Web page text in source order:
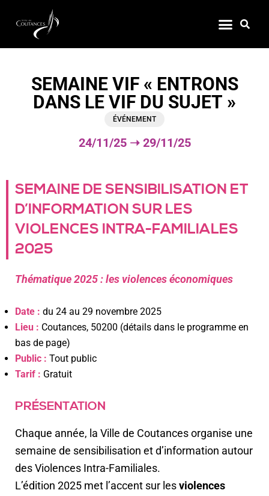
SEMAINE VIF « ENTRONS
DANS LE VIF DU SUJET »
ÉVÉNEMENT
24/11/25 ➝ 29/11/25
SEMAINE DE SENSIBILISATION ET
D’INFORMATION SUR LES
VIOLENCES INTRA-FAMILIALES
2025
Thématique 2025 : les violences économiques
Date : du 24 au 29 novembre 2025
Lieu : Coutances, 50200 (détails dans le programme en
bas de page)
Public : Tout public
Tarif : Gratuit
PRÉSENTATION
Chaque année, la Ville de Coutances organise une
semaine de sensibilisation et d’information autour
des Violences Intra-Familiales.
L’édition 2025 met l’accent sur lesviolences